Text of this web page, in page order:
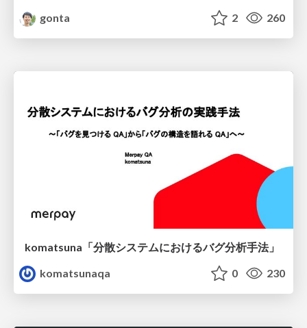
gonta 2 260
komatsuna「分散システムにおけるバグ分析手法」
komatsunaqa
0 230